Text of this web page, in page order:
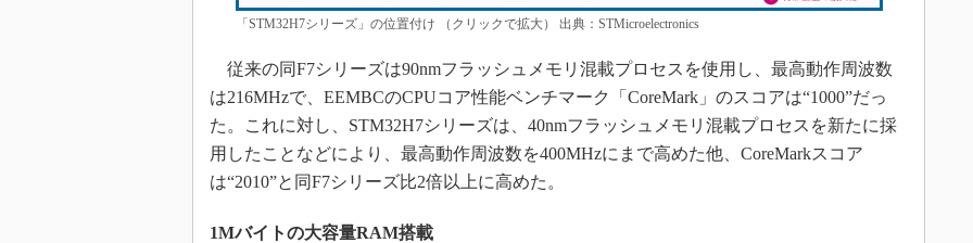
「STM32H7シリーズ」の位置付け （クリックで拡大） 出典：STMicroelectronics
従来の同F7シリーズは90nmフラッシュメモリ混載プロセスを使用し、最高動作周波数
は216MHzで、EEMBCのCPUコア性能ベンチマーク「CoreMark」のスコアは“1000”だっ
た。これに対し、STM32H7シリーズは、40nmフラッシュメモリ混載プロセスを新たに採
用したことなどにより、最高動作周波数を400MHzにまで高めた他、CoreMarkスコア
は“2010”と同F7シリーズ比2倍以上に高めた。
1Mバイトの大容量RAM搭載